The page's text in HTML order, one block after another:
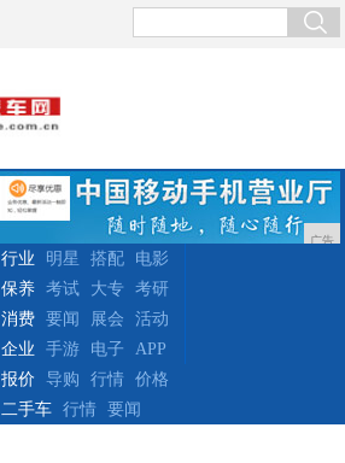
广告
行业 明星 搭配
电影
保养
考试 大专
考研
消费 要闻 展会
活动
企业
手游 电子
APP
报价 导购 行情
价格
二手车
行情 要闻